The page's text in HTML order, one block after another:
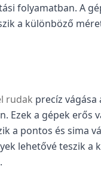
folyamatban. A
a különböző
rudak precíz vágása
Ezek a gépek erős
a pontos és sima
lehetővé teszik a